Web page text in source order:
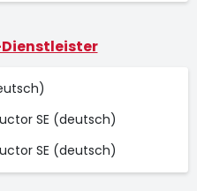
SE (deutsch)
SE (deutsch)